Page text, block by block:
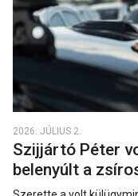
2026. JÚLIUS 2.
Szijjártó Péter
belenyúlt a